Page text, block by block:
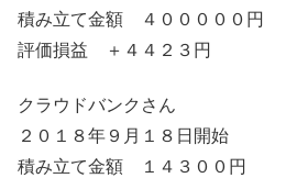
積み立て金額 ４０００００円
評価損益 ＋４４２３円
クラウドバンクさん
２０１８年９月１８日開始
積み立て金額 １４３００円